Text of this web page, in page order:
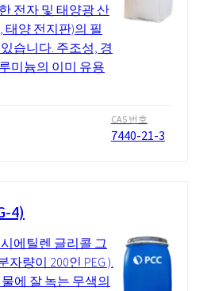
전자 및 태양광 산
태양 전지판)의 필
습니다. 주조성, 경
미늄의 이미 유용
CAS 번호
7440-21-3
4)
에틸렌 글리콜 그
량이 200인 PEG ).
물에 잘 녹는 무색의